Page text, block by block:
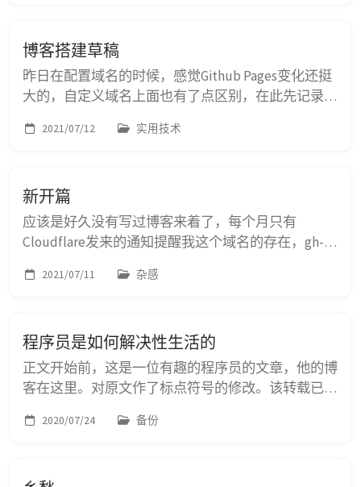
什么啊。这里不好吗？” “可能我还是习惯了大公
司。我想回大公司去。” Roy就是...
博客搭建草稿
昨日在配置域名的时候，感觉Github Pages变化还挺
大的，自定义域名上面也有了点区别，在此先记录一
成对应的GitHub仓库，然后clone到本地进行配置的
静态页面的渲染，新产生的gh-pages分支作为P...
2021/07/12 实用技术
新开篇
应该是好久没有写过博客来着了，每个月只有
Cloudflare发来的通知提醒我这个域名的存在，gh-
着这个暑假没什么正事，还是先把域名留着，在
在学习计算机网络，很多知识可以现学现卖，还记得
去食堂的路上还追着傅翀老师问问题，怎么配置域名
的A记录C记...
2021/07/11 杂感
程序员是如何解决性生活的
正文开始前，这是一位有趣的程序员的文章，他的博
客在这里。对原文作了标点符号的修改。该转载已征
样诧异，睁开眼，望着漆黑静谧的房间，似乎想捕捉
2020/07/24 备份